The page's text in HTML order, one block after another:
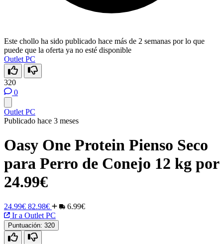
Este chollo ha sido publicado hace más de 2 semanas por lo que
puede que la oferta ya no esté disponible
Outlet PC
320
0
Outlet PC
Publicado hace 3 meses
Oasy One Protein Pienso Seco
para Perro de Conejo 12 kg por
24.99€
24.99€ 82.98€
6.99€
Ir a Outlet PC
Puntuación: 320